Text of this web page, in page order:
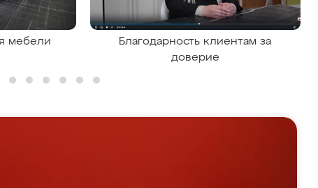
мебели
Благодарность клиентам за
доверие